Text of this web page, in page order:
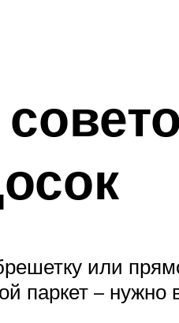
или
паркет – нужно